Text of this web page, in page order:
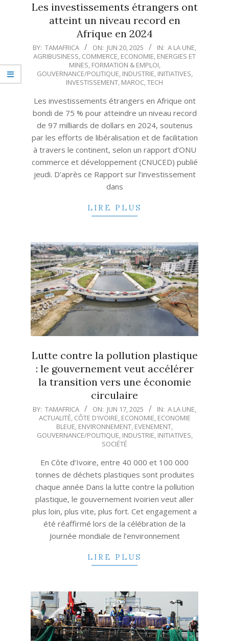
Les investissements étrangers ont
atteint un niveau record en
Afrique en 2024
2025-
06-
20
BY: TAMAFRICA ON: JUN 20, 2025 IN: A LA UNE,
AGRIBUSINESS, COMMERCE, ECONOMIE, ENERGIES ET
MINES, FORMATION & EMPLOI,
GOUVERNANCE/POLITIQUE, INDUSTRIE, INITIATIVES,
INVESTISSEMENT, MAROC,TECH
Les investissements étrangers en Afrique ont
bondi de 75 % pour atteindre un niveau record
de 97 milliards de dollars en 2024, soutenus
par les efforts de libéralisation et de facilitation
à travers le continent, selon un rapport d’ONU
commerce et développement (CNUCED) publié
jeudi. D’après ce Rapport sur l’investissement
dans
LIRE PLUS
Lutte contre la pollution plastique
: le gouvernement veut accélérer
la transition vers une économie
circulaire
2025-
06-
17
BY: TAMAFRICA ON: JUN 17, 2025 IN: A LA UNE,
ACTUALITÉ, CÔTE D'IVOIRE, ECONOMIE, ECONOMIE
BLEUE, ENVIRONNEMENT, EVENEMENT,
GOUVERNANCE/POLITIQUE, INDUSTRIE, INITIATIVES,
SOCIÉTÉ
En Côte d’Ivoire, entre 40 000 et 100 000
tonnes de déchets plastiques sont produites
chaque année Dans la lutte contre la pollution
plastique, le gouvernement ivoirien veut aller
plus loin, plus vite, plus fort. Cet engagement a
été réaffirmé lors de la célébration de la
Journée mondiale de l’environnement
LIRE PLUS